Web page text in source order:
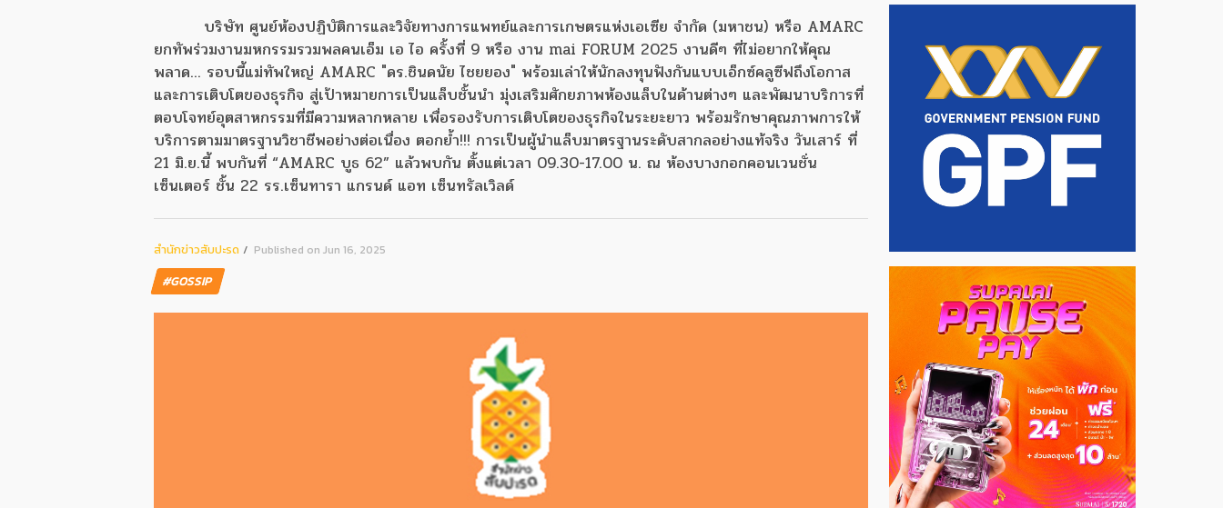
บริษัท ศูนย์ห้องปฏิบัติการและวิจัยทางการแพทย์และการเกษตรแห่งเอเซีย จำกัด (มหาชน) หรือ AMARC
ยกทัพร่วมงานมหกรรมรวมพลคนเอ็ม เอ ไอ ครั้งที่ 9 หรือ งาน mai FORUM 2025 งานดีๆ ที่ไม่อยากให้คุณ
พลาด... รอบนี้แม่ทัพใหญ่ AMARC "ดร.ชินดนัย ไชยยอง" พร้อมเล่าให้นักลงทุนฟังกันแบบเอ็กซ์คลูซีฟถึงโอกาส
และการเติบโตของธุรกิจ สู่เป้าหมายการเป็นแล็บชั้นนำ มุ่งเสริมศักยภาพห้องแล็บในด้านต่างๆ และพัฒนาบริการที่
ตอบโจทย์อุตสาหกรรมที่มีความหลากหลาย เพื่อรองรับการเติบโตของธุรกิจในระยะยาว พร้อมรักษาคุณภาพการให้
บริการตามมาตรฐานวิชาชีพอย่างต่อเนื่อง ตอกย้ำ!!! การเป็นผู้นำแล็บมาตรฐานระดับสากลอย่างแท้จริง วันเสาร์ ที่
21 มิ.ย.นี้ พบกันที่ “AMARC บูธ 62” แล้วพบกัน ตั้งแต่เวลา 09.30-17.00 น. ณ ห้องบางกอกคอนเวนชั่น
เซ็นเตอร์ ชั้น 22 รร.เซ็นทารา แกรนด์ แอท เซ็นทรัลเวิลด์
สํานักข่าวสับปะรด Published on Jun 16, 2025
#GOSSIP